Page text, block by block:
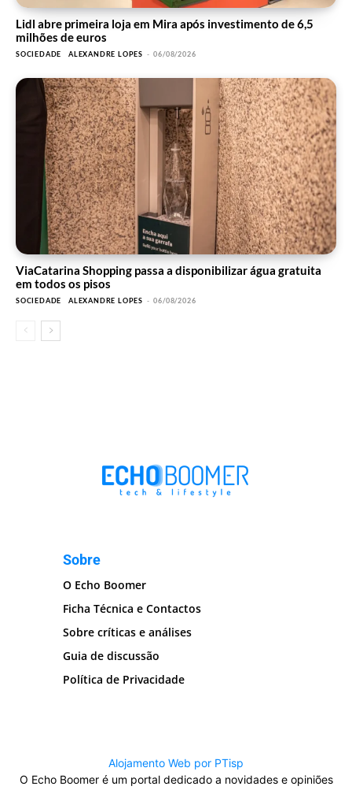
Lidl abre primeira loja em Mira após investimento de 6,5
milhões de euros
SOCIEDADE ALEXANDRE LOPES - 06/08/2026
ViaCatarina Shopping passa a disponibilizar água gratuita
em todos os pisos
SOCIEDADE ALEXANDRE LOPES - 06/08/2026
Sobre
O Echo Boomer
Ficha Técnica e Contactos
Sobre críticas e análises
Guia de discussão
Política de Privacidade
Alojamento Web por PTisp
O Echo Boomer é um portal dedicado a novidades e opiniões